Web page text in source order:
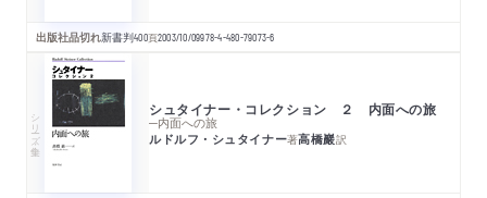
出版社品切れ新書判400頁2003/10/09978-4-480-79073-6
シリーズ・全集 シュタイナー・コレクション ２ 内面への旅
─内面への旅
ルドルフ・シュタイナー著高橋巖訳